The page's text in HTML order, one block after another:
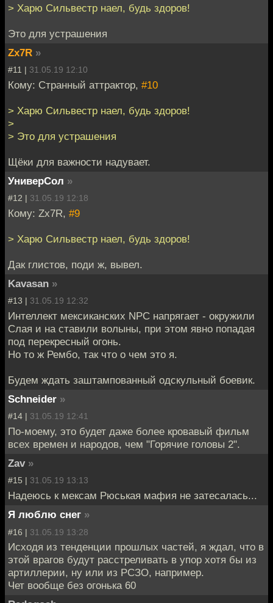
> Харю Сильвестр наел, будь здоров!
Это для устрашения
Zx7R »
#11 | 31.05.19 12:10
Кому: Странный аттрактор, #10
> Харю Сильвестр наел, будь здоров!
>
> Это для устрашения
Щёки для важности надувает.
УниверСол »
#12 | 31.05.19 12:18
Кому: Zx7R, #9
> Харю Сильвестр наел, будь здоров!
Дак глистов, поди ж, вывел.
Kavasan »
#13 | 31.05.19 12:32
Интеллект мексиканских NPC напрягает - окружили
Слая и на ставили волыны, при этом явно попадая
под перекресный огонь.
Но то ж Рембо, так что о чем это я.
Будем ждать заштампованный одскульный боевик.
Schneider »
#14 | 31.05.19 12:41
По-моему, это будет даже более кровавый фильм
всех времен и народов, чем "Горячие головы 2".
Zav »
#15 | 31.05.19 13:13
Надеюсь к мексам Рюськая мафия не затесалась...
Я люблю снег »
#16 | 31.05.19 13:28
Исходя из тенденции прошлых частей, я ждал, что в
этой врагов будут расстреливать в упор хотя бы из
артиллерии, ну или из РСЗО, например.
Чет вообще без огонька 60